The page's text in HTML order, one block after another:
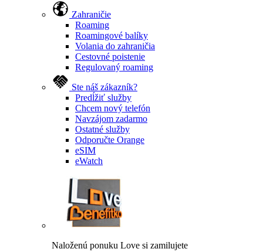
Zahraničie
Roaming
Roamingové balíky
Volania do zahraničia
Cestovné poistenie
Regulovaný roaming
Ste náš zákazník?
Predĺžiť služby
Chcem nový telefón
Navzájom zadarmo
Ostatné služby
Odporučte Orange
eSIM
eWatch
Naloženú ponuku Love si zamilujete